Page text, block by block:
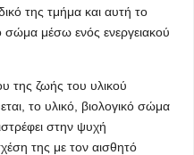
της τμήμα και αυτή το
σώμα μέσω ενός ενεργειακού
της ζωής του υλικού
το υλικό, βιολογικό σώμα
στην ψυχή
της με τον αισθητό